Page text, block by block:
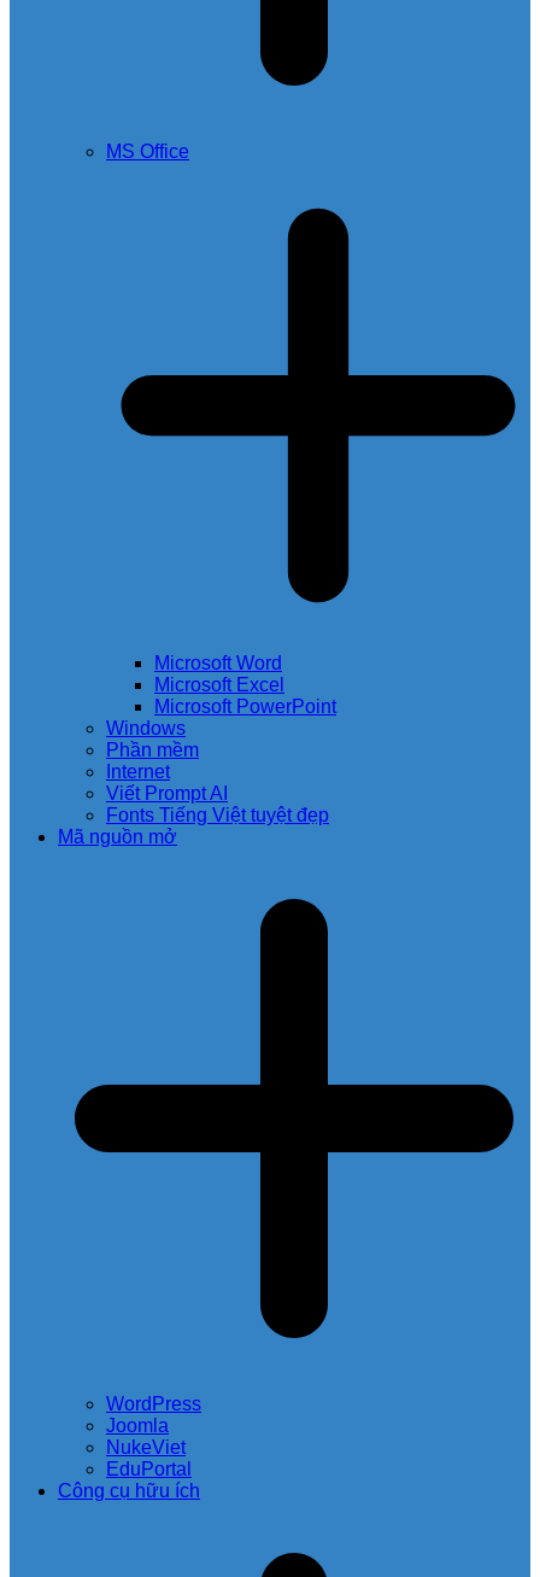
MS Office
Microsoft Word
Microsoft Excel
Microsoft PowerPoint
Windows
Phần mềm
Internet
Viết Prompt AI
Fonts Tiếng Việt tuyệt đẹp
Mã nguồn mở
WordPress
Joomla
NukeViet
EduPortal
Công cụ hữu ích